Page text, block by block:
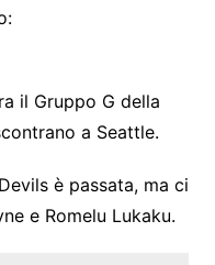
il Gruppo G della
a Seattle.
è passata, ma ci
e Romelu Lukaku.